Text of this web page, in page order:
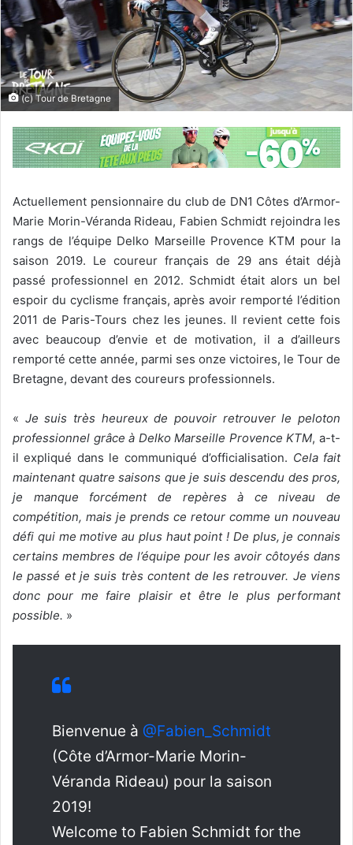
(c) Tour de Bretagne
Actuellement pensionnaire du club de DN1 Côtes d’Armor-
Marie Morin-Véranda Rideau, Fabien Schmidt rejoindra les
rangs de l’équipe Delko Marseille Provence KTM pour la
saison 2019. Le coureur français de 29 ans était déjà
passé professionnel en 2012. Schmidt était alors un bel
espoir du cyclisme français, après avoir remporté l’édition
2011 de Paris-Tours chez les jeunes. Il revient cette fois
avec beaucoup d’envie et de motivation, il a d’ailleurs
remporté cette année, parmi ses onze victoires, le Tour de
Bretagne, devant des coureurs professionnels.
« Je suis très heureux de pouvoir retrouver le peloton
professionnel grâce à Delko Marseille Provence KTM, a-t-
il expliqué dans le communiqué d’officialisation. Cela fait
maintenant quatre saisons que je suis descendu des pros,
je manque forcément de repères à ce niveau de
compétition, mais je prends ce retour comme un nouveau
défi qui me motive au plus haut point ! De plus, je connais
certains membres de l’équipe pour les avoir côtoyés dans
le passé et je suis très content de les retrouver. Je viens
donc pour me faire plaisir et être le plus performant
possible. »
Bienvenue à @Fabien_Schmidt
(Côte d’Armor-Marie Morin-
Véranda Rideau) pour la saison
2019!
Welcome to Fabien Schmidt for the